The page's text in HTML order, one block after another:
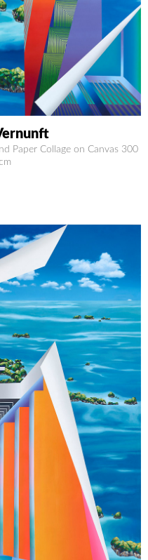
Paper Collage on Canvas 300